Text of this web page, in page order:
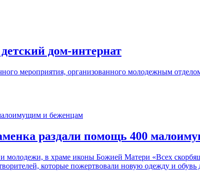
дом-интернат
мероприятия, организованного молодежным
раздали помощь 400
в храме иконы Божией Матери «Всех
которые пожертвовали новую одежду и